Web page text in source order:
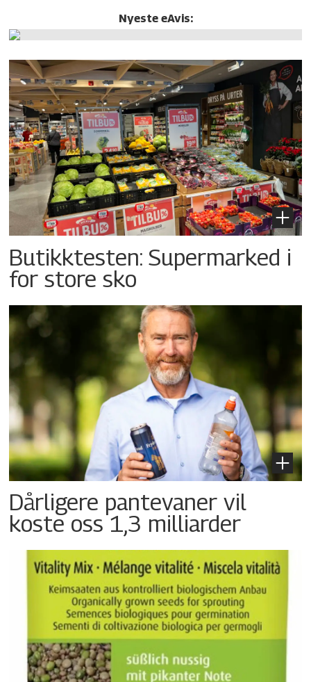
Nyeste eAvis:
Butikktesten: Supermarked i
for store sko
Dårligere pantevaner vil
koste oss 1,3 milliarder